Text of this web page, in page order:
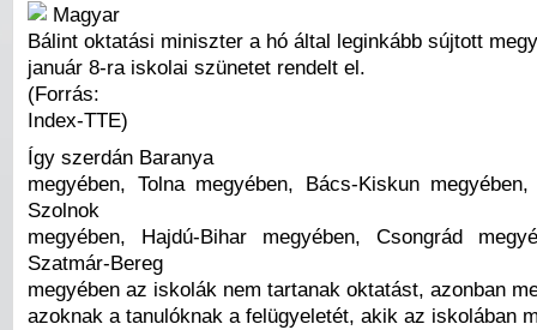
Magyar
Bálint oktatási miniszter a hó által leginkább sújtott
január 8-ra iskolai szünetet rendelt el.
(Forrás:
Index-TTE)
Így szerdán Baranya
megyében, Tolna megyében, Bács-Kiskun
Szolnok
megyében, Hajdú-Bihar megyében, Csongrád
Szatmár-Bereg
megyében az iskolák nem tartanak oktatást, azonban
azoknak a tanulóknak a felügyeletét, akik az iskolában